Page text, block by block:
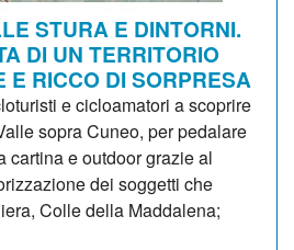
STURA E DINTORNI.
DI UN TERRITORIO
E RICCO DI SORPRESA
e cicloamatori a scoprire
sopra Cuneo, per pedalare
cartina e outdoor grazie al
dei soggetti che
Colle della Maddalena;